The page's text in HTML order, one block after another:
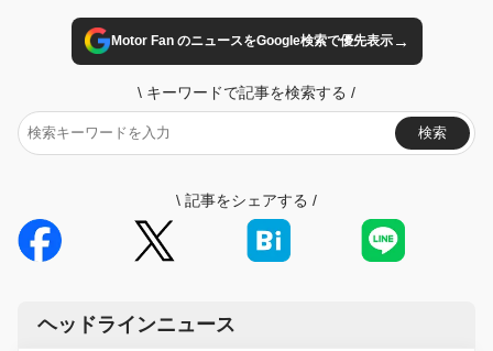
Motor Fan のニュースをGoogle検索で優先表示→
\ キーワードで記事を検索する /
検索
\ 記事をシェアする /
ヘッドラインニュース